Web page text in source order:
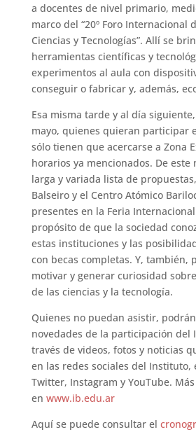
a docentes de nivel primario,
marco del “20º Foro Internacional
Ciencias y Tecnologías”. Allí se
herramientas científicas y
experimentos al aula con
conseguir o fabricar y, además,
Esa misma tarde y al día
mayo, quienes quieran participar
sólo tienen que acercarse a Zona
horarios ya mencionados. De este
larga y variada lista de
Balseiro y el Centro Atómico
presentes en la Feria
propósito de que la sociedad
estas instituciones y las
con becas completas. Y, también,
motivar y generar curiosidad
de las ciencias y la tecnología.
Quienes no puedan asistir,
novedades de la participación del
través de videos, fotos y noticias
en las redes sociales del Instituto,
Twitter, Instagram y YouTube.
en www.ib.edu.ar
Aquí se puede consultar el